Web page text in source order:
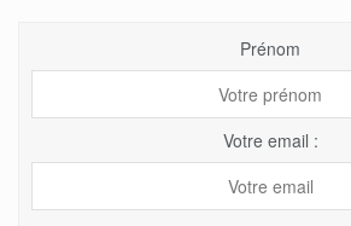
Prénom
Votre email :